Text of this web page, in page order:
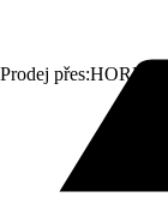
Prodej přes: